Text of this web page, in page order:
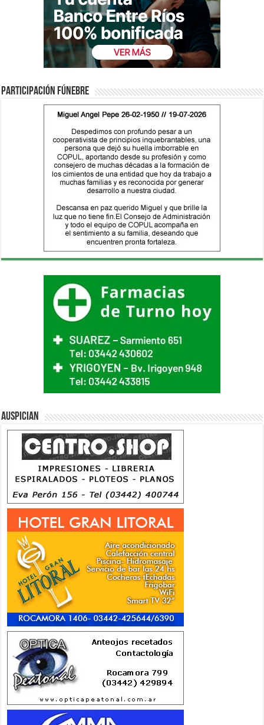
Participación fúnebre
Auspician